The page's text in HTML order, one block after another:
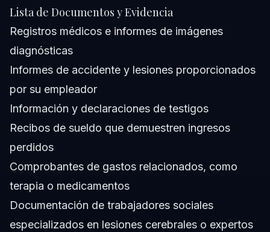
Lista de Documentos y Evidencia
Registros médicos e informes de imágenes
diagnósticas
Informes de accidente y lesiones proporcionados
por su empleador
Información y declaraciones de testigos
Recibos de sueldo que demuestren ingresos
perdidos
Comprobantes de gastos relacionados, como
terapia o medicamentos
Documentación de trabajadores sociales
especializados en lesiones cerebrales o expertos